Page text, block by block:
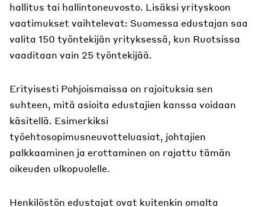
hallitus tai hallintoneuvosto. Lisäksi yrityskoon
vaatimukset vaihtelevat: Suomessa edustajan saa
valita 150 työntekijän yrityksessä, kun Ruotsissa
vaaditaan vain 25 työntekijää.
Erityisesti Pohjoismaissa on rajoituksia sen
suhteen, mitä asioita edustajien kanssa voidaan
käsitellä. Esimerkiksi
työehtosopimusneuvotteluasiat, johtajien
palkkaaminen ja erottaminen on rajattu tämän
oikeuden ulkopuolelle.
Henkilöstön edustajat ovat kuitenkin omalta